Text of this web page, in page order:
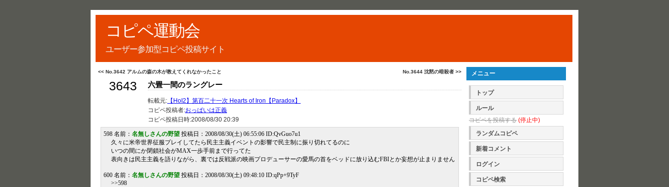
コピペ運動会
ユーザー参加型コピペ投稿サイト
No.3644 沈黙の暗殺者 >>
<< No.3642 アルムの森の木が教えてくれなかったこと
3643 六畳一間のラングレー
転載元: 【HoI2】第百二十一次 Hearts of Iron【Paradox】
コピペ投稿者:おっぱいは正義
コピペ投稿日時:2008/08/30 20:39
598 名前： 名無しさんの野望 投稿日：2008/08/30(土) 06:55:06 ID:QvGuo7u1
久々に米帝世界征服プレイしてたら民主主義イベントの影響で民主制に振り切れてるのに
いつの間にか閉鎖社会がMAX一歩手前まで行ってた
表向きは民主主義を語りながら、裏では反戦派の映画プロデューサーの愛馬の首をベッドに放り込むFBIとか妄想が止まりません
600 名前： 名無しさんの野望 投稿日：2008/08/30(土) 09:48:10 ID:qPp+9TyF
>>598
メニュー
トップ
ルール
コピペを投稿する (停止中)
ランダムコピペ
新着コメント
ログイン
コピペ検索